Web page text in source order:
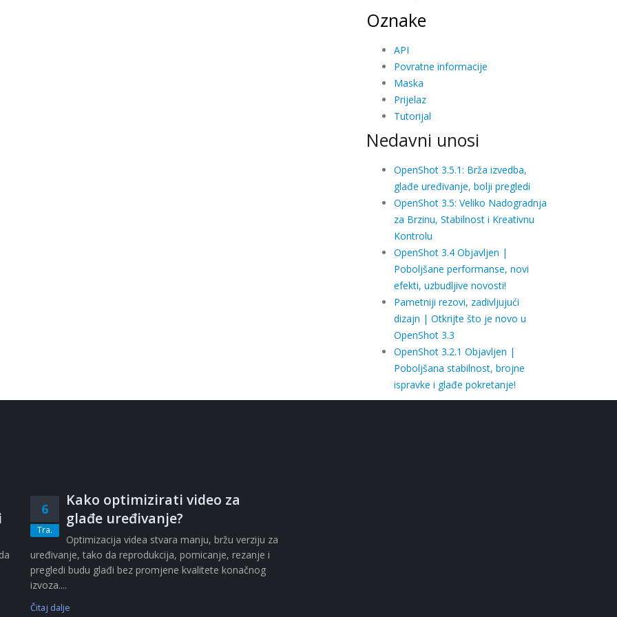
Oznake
API
Povratne informacije
Maska
Prijelaz
Tutorijal
Nedavni unosi
OpenShot 3.5.1: Brža izvedba,
glađe uređivanje, bolji pregledi
OpenShot 3.5: Veliko Nadogradnja
za Brzinu, Stabilnost i Kreativnu
Kontrolu
OpenShot 3.4 Objavljen |
Poboljšane performanse, novi
efekti, uzbudljive novosti!
Pametniji rezovi, zadivljujući
dizajn | Otkrijte što je novo u
OpenShot 3.3
OpenShot 3.2.1 Objavljen |
Poboljšana stabilnost, brojne
ispravke i glađe pokretanje!
6
Tra.
Kako optimizirati video za
glađe uređivanje?
Optimizacija videa stvara manju, bržu verziju za
uređivanje, tako da reprodukcija, pomicanje, rezanje i
pregledi budu glađi bez promjene kvalitete konačnog
izvoza....
Čitaj dalje